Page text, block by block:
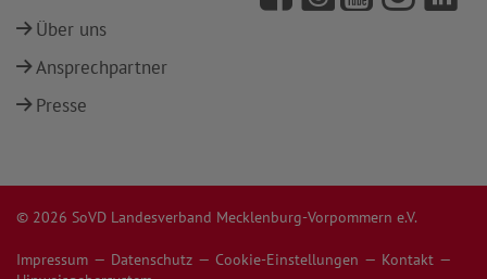
Über uns
Ansprechpartner
Presse
© 2026 SoVD Landesverband Mecklenburg-Vorpommern e.V.
Impressum Datenschutz Cookie-Einstellungen
Kontakt